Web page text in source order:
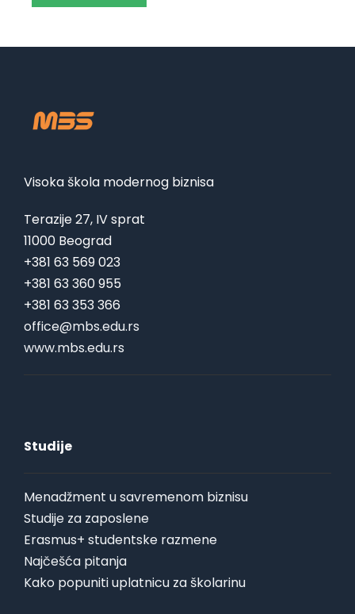
Visoka škola modernog biznisa
Terazije 27, IV sprat
11000 Beograd
+381 63 569 023
+381 63 360 955
+381 63 353 366
office@mbs.edu.rs
www.mbs.edu.rs
Studije
Menadžment u savremenom biznisu
Studije za zaposlene
Erasmus+ studentske razmene
Najčešća pitanja
Kako popuniti uplatnicu za školarinu